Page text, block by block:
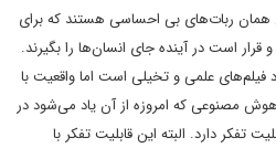
ربات‌های بی احساسی هستند که برای
قرار است در آینده جای انسان‌ها را بگیرند.
فیلم‌های علمی و تخیلی است اما واقعیت با
مصنوعی که امروزه از آن یاد می‌شود در
تفکر دارد. البته این قابلیت تفکر با